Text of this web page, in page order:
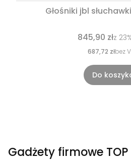
Głośniki jbl
845,90 złz
687,72 złbez
Do
Gadżety firmowe